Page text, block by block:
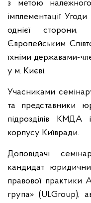
з метою
імплементації
однієї
Європейським
їхніми державами-
у м. Києві.
Учасниками
та представники
підрозділів КМДА
корпусу Київради.
Доповідачі
кандидат
правової практики
група» (ULGroup),